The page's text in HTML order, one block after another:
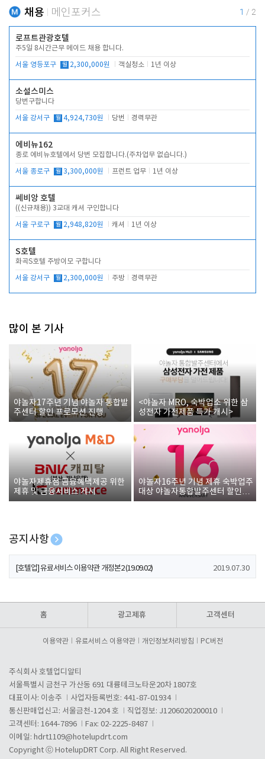
채용 메인포커스 1 / 2
로프트관광호텔
주5일 8시간근무 메이드 채용 합니다.
서울 영등포구 월 2,300,000원 객실청소 1년 이상
소설스미스
당번구합니다
서울 강서구 월 4,924,730원 당번 경력무관
에비뉴162
종로 에비뉴호텔에서 당번 모집합니다.(주차업무 없습니다.)
서울 종로구 월 3,300,000원 프런트 업무 1년 이상
쎄비앙 호텔
((신규채용)) 3교대 캐셔 구인합니다
서울 구로구 월 2,948,820원 캐셔 1년 이상
S호텔
화곡S호텔 주방이모 구합니다
서울 강서구 월 2,300,000원 주방 경력무관
많이 본 기사
야놀자17주년 기념 야놀자 통합발
주센터 할인 프로모션 진행
<야놀자 MRO, 숙박업소 위한 삼
성전자 가전제품 특가 개시>
야놀자제휴점 금융혜택제공 위한
제휴 및 금융서비스 게시
야놀자16주년 기념 제휴 숙박업주
대상 야놀자통합발주센터 할인쿠
폰 증정
공지사항
[호텔업] 개인정보 처리방침 개정본1 (19.09.02)
[호텔업] 유료서비스 이용약관 개정본2 (19.09.02) 2019.07.30
홈 광고제휴 고객센터
이용약관 유료서비스 이용약관 개인정보처리방침 PC버전
주식회사 호텔업디알티
서울특별시 금천구 가산동 691 대륭테크노타운20차 1807호
대표이사: 이송주
사업자등록번호: 441-87-01934
통신판매업신고: 서울금천-1204 호
직업정보: J1206020200010
고객센터: 1644-7896
Fax: 02-2225-8487
이메일: hdrt1109@hotelupdrt.com
Copyright ⓒ HotelupDRT Corp. All Right Reserved.